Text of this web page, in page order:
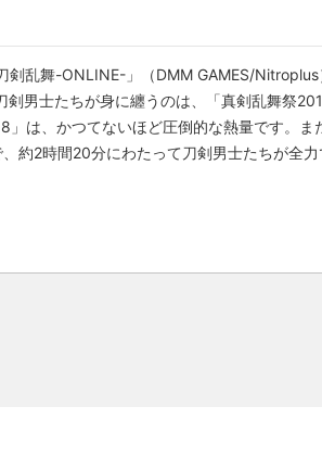
剣乱舞-ONLINE-」（DMM GAMES/Nitroplus
男士たちが身に纏うのは、「真剣乱舞祭
は、かつてないほど圧倒的な熱量です。ま
約2時間20分にわたって刀剣男士たちが全力